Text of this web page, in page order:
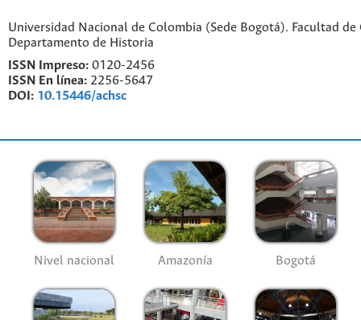
Universidad Nacional de Colombia (Sede Bogotá). Facultad de
Departamento de Historia
ISSN Impreso: 0120-2456
ISSN En línea: 2256-5647
DOI: 10.15446/achsc
Nivel nacional Amazonía Bogotá